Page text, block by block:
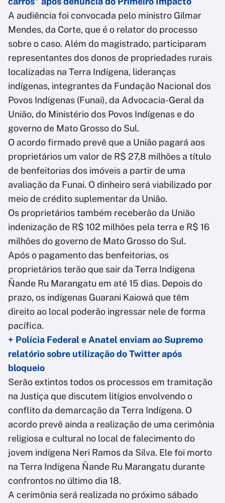
A audiência foi convocada pelo ministro Gilmar
Mendes, da Corte, que é o relator do processo
sobre o caso. Além do magistrado, participaram
representantes dos donos de propriedades rurais
localizadas na Terra Indígena, lideranças
indígenas, integrantes da Fundação Nacional dos
Povos Indígenas (Funai), da Advocacia-Geral da
União, do Ministério dos Povos Indígenas e do
governo de Mato Grosso do Sul.
O acordo firmado prevê que a União pagará aos
proprietários um valor de R$ 27,8 milhões a título
de benfeitorias dos imóveis a partir de uma
avaliação da Funai. O dinheiro será viabilizado por
meio de crédito suplementar da União.
Os proprietários também receberão da União
indenização de R$ 102 milhões pela terra e R$ 16
milhões do governo de Mato Grosso do Sul.
Após o pagamento das benfeitorias, os
proprietários terão que sair da Terra Indígena
Ñande Ru Marangatu em até 15 dias. Depois do
prazo, os indígenas Guarani Kaiowá que têm
direito ao local poderão ingressar nele de forma
pacífica.
+ Polícia Federal e Anatel enviam ao Supremo
relatório sobre utilização do Twitter após
bloqueio
Serão extintos todos os processos em tramitação
na Justiça que discutem litígios envolvendo o
conflito da demarcação da Terra Indígena. O
acordo prevê ainda a realização de uma cerimônia
religiosa e cultural no local de falecimento do
jovem indígena Neri Ramos da Silva. Ele foi morto
na Terra Indígena Ñande Ru Marangatu durante
confrontos no último dia 18.
A cerimônia será realizada no próximo sábado